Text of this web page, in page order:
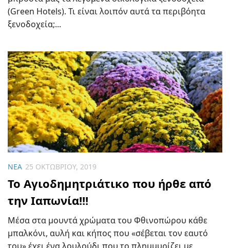
(Green Hotels). Τι είναι λοιπόν αυτά τα περιβόητα
ξενοδοχεία;...
ΝΈΑ 25 ΟΚΤΩΒΡΊΟΥ, 2019
To Αγιοδημητριάτικο που ήρθε από
την Ιαπωνία!!!
Μέσα στα μουντά χρώματα του Φθινοπώρου κάθε
μπαλκόνι, αυλή και κήπος που «σέβεται τον εαυτό